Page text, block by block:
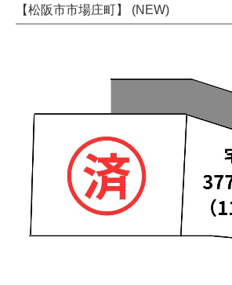
お問合せ
【松阪市市場庄町】 (NEW)